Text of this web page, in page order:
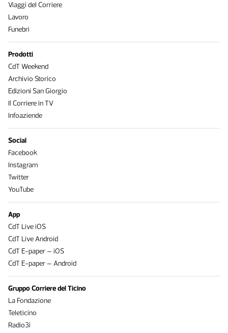
Viaggi del Corriere
Lavoro
Funebri
Prodotti
CdT Weekend
Archivio Storico
Edizioni San Giorgio
Il Corriere in TV
Infoaziende
Social
Facebook
Instagram
Twitter
YouTube
App
CdT Live iOS
CdT Live Android
CdT E-paper – iOS
CdT E-paper – Android
Gruppo Corriere del Ticino
La Fondazione
Teleticino
Radio3i